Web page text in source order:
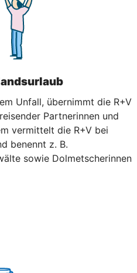
Unfall, übernimmt die R+V
Partnerinnen und
vermittelt die R+V bei
benennt z. B.
sowie Dolmetscherinnen